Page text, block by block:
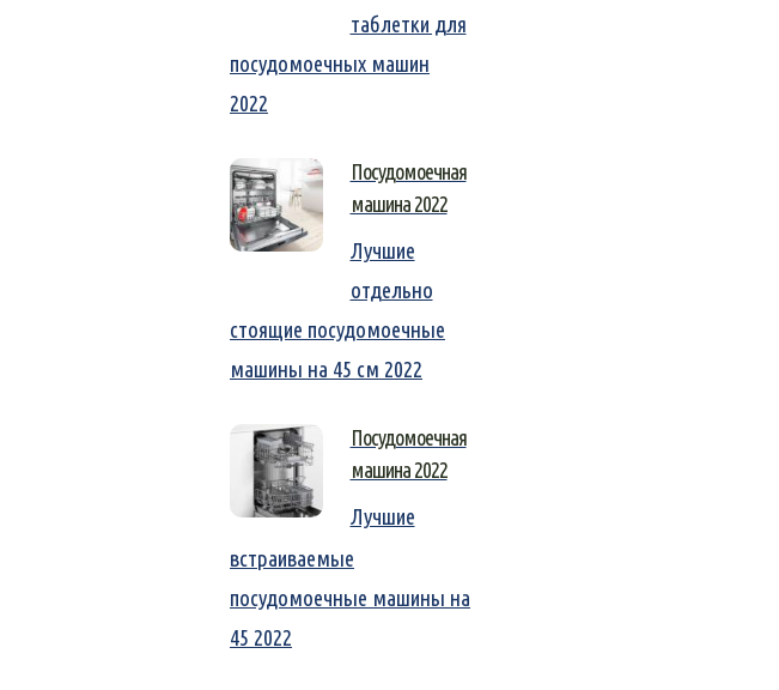
таблетки для
посудомоечных машин
2022
Посудомоечная
машина 2022
Лучшие
отдельно
стоящие посудомоечные
машины на 45 см 2022
Посудомоечная
машина 2022
Лучшие
встраиваемые
посудомоечные машины на
45 2022